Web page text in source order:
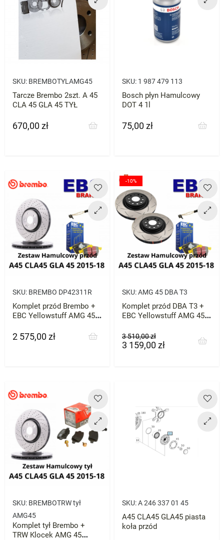
SKU: BREMBOTYLAMG45
Tarcze Brembo 2szt. A 45
CLA 45 GLA 45 TYŁ
Cena
670,00 zł
SKU: 1 987 479 113
Bosch płyn Hamulcowy
DOT 4 1l
Cena
75,00 zł
SKU: BREMBO DP42311R
Komplet przód Brembo +
EBC Yellowstuff AMG 45
Cena
2 575,00 zł
SKU:AMG 45 DBA T3
Komplet przód DBA T3 +
EBC Yellowstuff AMG 45
Cena
podstawowa
3 510,00 złCena
3 159,00 zł
-10%
SKU: BREMBOTRW tył
AMG45
Komplet tył Brembo +
TRW Klocek AMG 45
SKU:A 246 337 01 45
A45 CLA45 GLA45 piasta
koła przód